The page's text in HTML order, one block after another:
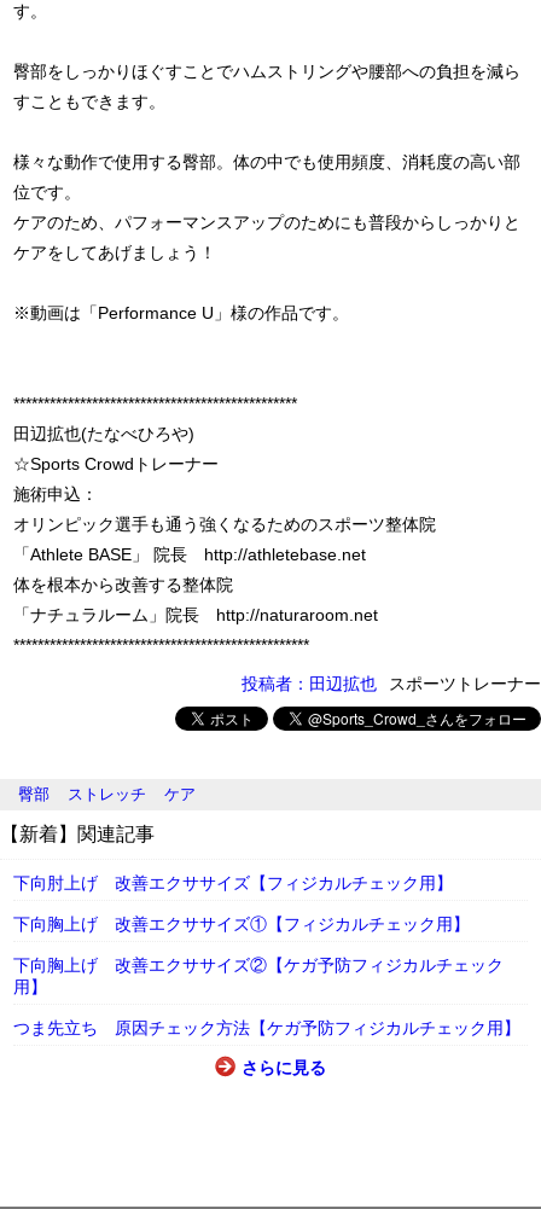
す。
臀部をしっかりほぐすことでハムストリングや腰部への負担を減ら
すこともできます。
様々な動作で使用する臀部。体の中でも使用頻度、消耗度の高い部
位です。
ケアのため、パフォーマンスアップのためにも普段からしっかりと
ケアをしてあげましょう！
※動画は「Performance U」様の作品です。
***********************************************
田辺拡也(たなべひろや)
☆Sports Crowdトレーナー
施術申込：
オリンピック選手も通う強くなるためのスポーツ整体院
「Athlete BASE」 院長 http://athletebase.net
体を根本から改善する整体院
「ナチュラルーム」院長 http://naturaroom.net
*************************************************
投稿者：田辺拡也
スポーツトレーナー
臀部 ストレッチ ケア
【新着】関連記事
下向肘上げ 改善エクササイズ【フィジカルチェック用】
下向胸上げ 改善エクササイズ①【フィジカルチェック用】
下向胸上げ 改善エクササイズ②【ケガ予防フィジカルチェック
用】
つま先立ち 原因チェック方法【ケガ予防フィジカルチェック用】
さらに見る